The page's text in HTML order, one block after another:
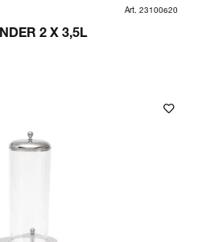
Art. 23100620
2 X 3,5L